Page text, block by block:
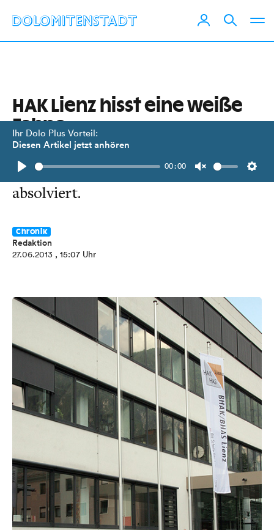
Ihr Dolo Plus Vorteil:
Diesen Artikel jetzt anhören
Play
00:00
Unmute
HAK Lienz hisst eine weiße
Fahne
Die 23 Kandidaten der 5B Klasse
haben die Matura mit Bravour
absolviert.
Chronik
Redaktion
27.06.2013 , 15:07 Uhr